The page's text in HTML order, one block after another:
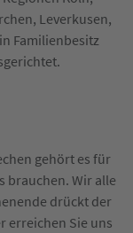
Leverkusen,
Familienbesitz
gehört es für
brauchen. Wir alle
drückt der
erreichen Sie uns